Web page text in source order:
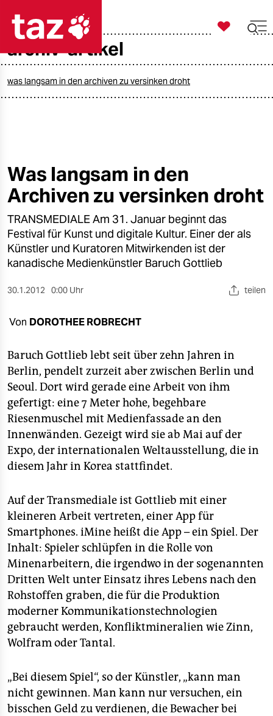
taz zahl ich
öko
gesellschaft
kultur
sport
wahrheit
verlag
verlag
veranstaltungen
shop
fragen & hilfe
unterstützen
abo
genossenschaft
epaper login

taz zahl ich
archiv-artikel
was langsam in den archiven zu versinken droht
Was langsam in den
Archiven zu versinken droht
TRANSMEDIALE Am 31. Januar beginnt das
Festival für Kunst und digitale Kultur. Einer der als
Künstler und Kuratoren Mitwirkenden ist der
kanadische Medienkünstler Baruch Gottlieb
30.1.2012 0:00 Uhr teilen
Von DOROTHEE ROBRECHT
Baruch Gottlieb lebt seit über zehn Jahren in
Berlin, pendelt zurzeit aber zwischen Berlin und
Seoul. Dort wird gerade eine Arbeit von ihm
gefertigt: eine 7 Meter hohe, begehbare
Riesenmuschel mit Medienfassade an den
Innenwänden. Gezeigt wird sie ab Mai auf der
Expo, der internationalen Weltausstellung, die in
diesem Jahr in Korea stattfindet.
Auf der Transmediale ist Gottlieb mit einer
kleineren Arbeit vertreten, einer App für
Smartphones. iMine heißt die App – ein Spiel. Der
Inhalt: Spieler schlüpfen in die Rolle von
Minenarbeitern, die irgendwo in der sogenannten
Dritten Welt unter Einsatz ihres Lebens nach den
Rohstoffen graben, die für die Produktion
moderner Kommunikationstechnologien
gebraucht werden, Konfliktmineralien wie Zinn,
Wolfram oder Tantal.
„Bei diesem Spiel“, so der Künstler, „kann man
nicht gewinnen. Man kann nur versuchen, ein
bisschen Geld zu verdienen, die Bewacher bei